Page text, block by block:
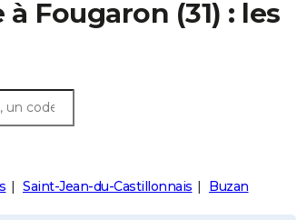
à Fougaron (31) : les
Saint-Jean-du-Castillonnais Buzan